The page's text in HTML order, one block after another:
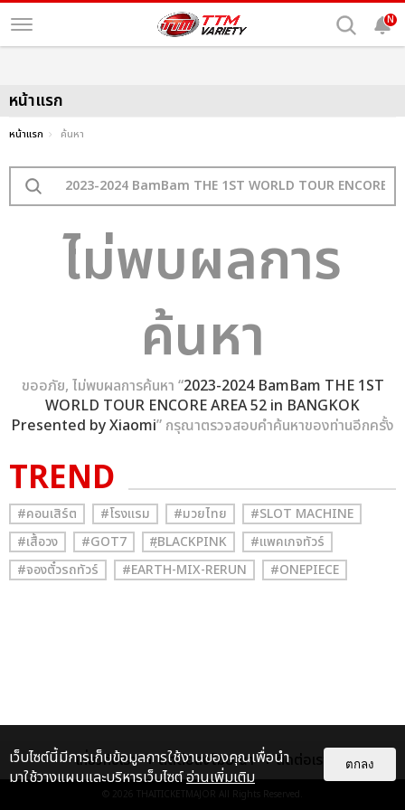
N
หน้าแรก
หน้าแรก ค้นหา
ไม่พบผลการ
ค้นหา
ขออภัย, ไม่พบผลการค้นหา “2023-2024 BamBam THE 1ST
WORLD TOUR ENCORE AREA 52 in BANGKOK
Presented by Xiaomi” กรุณาตรวจสอบคำค้นหาของท่านอีกครั้ง
TREND
#คอนเสิร์ต #โรงแรม #มวยไทย
#SLOT MACHINE
#เสื้อวง
#GOT7 #ฺBLACKPINK
#แพคเกจทัวร์
#จองตั๋วรถทัวร์
#EARTH-MIX-RERUN #ONEPIECE
เกี่ยวกับเรา ติดต่อลงโฆษณา ติดต่อเรา
© 2026 THAITICKETMAJOR All Rights Reserved.
เว็บไซต์นี้มีการเก็บข้อมูลการใช้งานของคุณเพื่อนำ
มาใช้วางแผนและบริหารเว็บไซต์อ่านเพิ่มเติม
ตกลง